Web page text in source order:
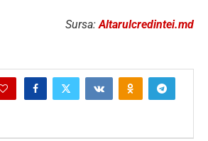
Sursa:Altarulcredintei.md